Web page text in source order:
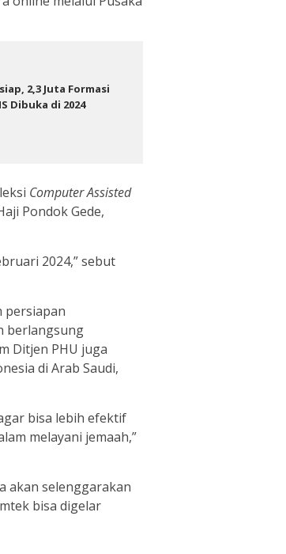
2,3 Juta Formasi
Dibuka di 2024
Computer Assisted
Pondok Gede,
2024,” sebut
persiapan
berlangsung
Ditjen PHU juga
di Arab Saudi,
bisa lebih efektif
melayani jemaah,”
akan selenggarakan
bisa digelar